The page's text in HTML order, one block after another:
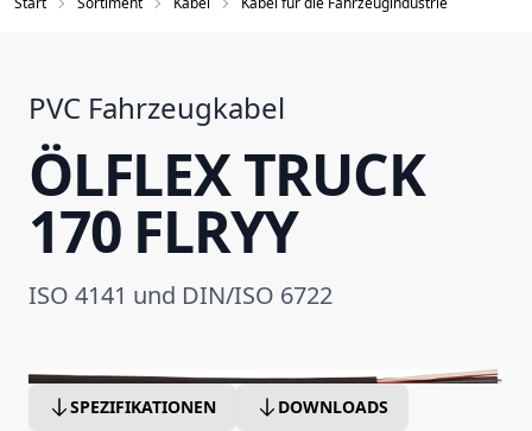
PVC Fahrzeugkabel
ÖLFLEX TRUCK
170 FLRYY
ISO 4141 und DIN/ISO 6722
SPEZIFIKATIONEN DOWNLOADS